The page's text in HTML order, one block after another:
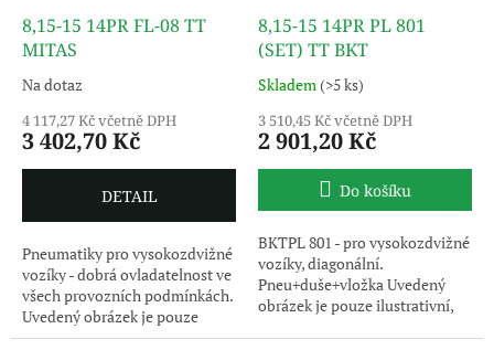
8,15-15 14PR FL-08 TT
MITAS
Na dotaz
4 117,27 Kč včetně DPH
3 402,70 Kč
DETAIL
Pneumatiky pro vysokozdvižné
vozíky - dobrá ovladatelnost ve
všech provozních podmínkách.
Uvedený obrázek je pouze
ilustrativní, pneumatika je
8,15-15 14PR PL 801
(SET) TT BKT
Skladem(>5 ks)
3 510,45 Kč včetně DPH
2 901,20 Kč
Do košíku
BKTPL 801 - pro vysokozdvižné
vozíky, diagonální.
Pneu+duše+vložka Uvedený
obrázek je pouze ilustrativní,